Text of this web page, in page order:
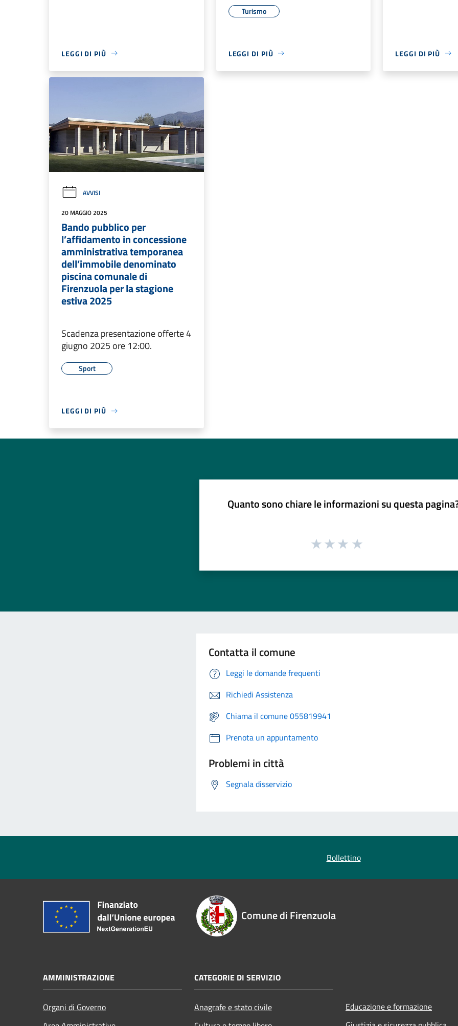
LEGGI DI PIÙ
Turismo
LEGGI DI PIÙ LEGGI DI PIÙ
AVVISI
20 MAGGIO 2025
Bando pubblico per
l’affidamento in concessione
amministrativa temporanea
dell’immobile denominato
piscina comunale di
Firenzuola per la stagione
estiva 2025
Scadenza presentazione offerte 4
giugno 2025 ore 12:00.
Sport
LEGGI DI PIÙ
Quanto sono chiare le informazioni su questa
Contatta il comune
Leggi le domande frequenti
Richiedi Assistenza
Chiama il comune 055819941
Prenota un appuntamento
Problemi in città
Segnala disservizio
Bollettino
Comune di Firenzuola
AMMINISTRAZIONE
Organi di Governo
CATEGORIE DI SERVIZIO
Anagrafe e stato civile
Educazione e formazione